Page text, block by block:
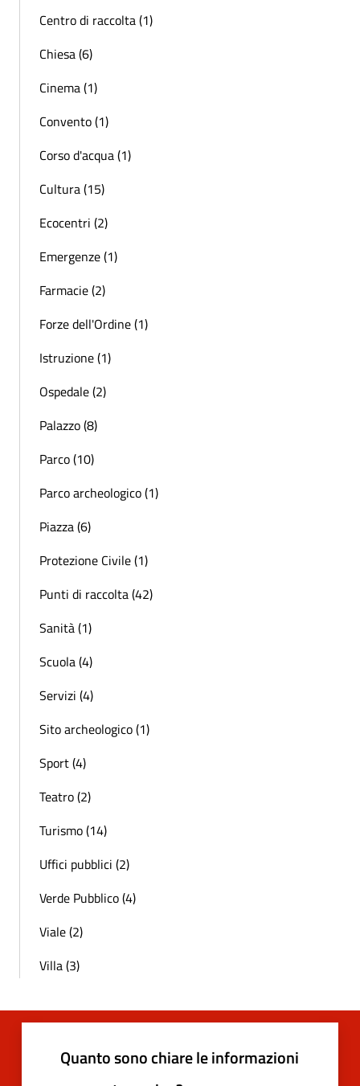
Centro di raccolta (1)
Chiesa (6)
Cinema (1)
Convento (1)
Corso d'acqua (1)
Cultura (15)
Ecocentri (2)
Emergenze (1)
Farmacie (2)
Forze dell'Ordine (1)
Istruzione (1)
Ospedale (2)
Palazzo (8)
Parco (10)
Parco archeologico (1)
Piazza (6)
Protezione Civile (1)
Punti di raccolta (42)
Sanità (1)
Scuola (4)
Servizi (4)
Sito archeologico (1)
Sport (4)
Teatro (2)
Turismo (14)
Uffici pubblici (2)
Verde Pubblico (4)
Viale (2)
Villa (3)
Quanto sono chiare le informazioni